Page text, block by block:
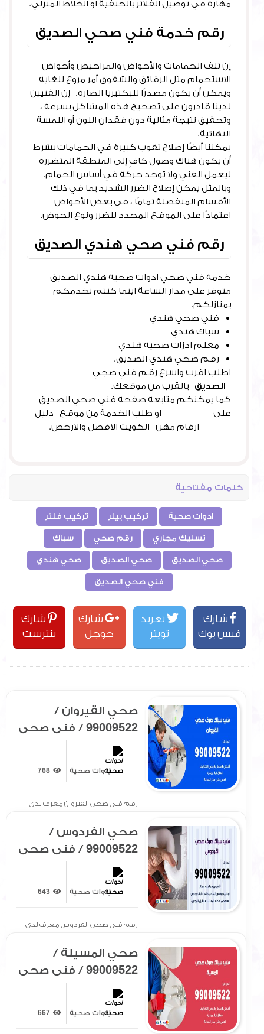
مهارة في توصيل الفلاتر بالحنفية او الخلاط المنزلي.
رقم خدمة فني صحي الصديق
إن تلف الحمامات والأحواض والمراحيض وأحواض
الاستحمام مثل الرقائق والشقوق أمر مروع للغاية
ويمكن أن يكون مصدرًا للبكتيريا الضارة. إن الفنيين
لدينا قادرون على تصحيح هذه المشاكل بسرعة ،
وتحقيق نتيجة مثالية دون فقدان اللون أو اللمسة
النهائية.
يمكننا أيضًا إصلاح ثقوب كبيرة في الحمامات بشرط
أن يكون هناك وصول كافٍ إلى المنطقة المتضررة
ليعمل الفني ولا توجد حركة في أساس الحمام.
وبالمثل يمكن إصلاح الضرر الشديد بما في ذلك
الأقسام المنفصلة تمامًا ، في بعض الأحواض
اعتمادًا على الموقع المحدد للضرر ونوع الحوض.
رقم فني صحي هندي الصديق
خدمة فني صحي ادوات صحية هندي الصديق
متوفر على مدار الساعة اينما كنتم نخدمكم
بمنازلكم.
فني صحي هندي
سباك هندي
معلم ادزات صحية هندي
رقم صحي هندي الصديق.
اطلب اقرب واسرع رقم فني صجي
الصديق بالقرب من موقعك.
كما يمكنكم متابعة صفحة فني صحي الصديق
على
او طلب الخدمة من موقع دليل
ارقام مهن الكويت الافصل والارخص.
كلمات مفتاحية
ادوات صحية تركيب بيلر
تركيب فلتر
تسليك مجاري
رقم صحي
سباك
صحي الصديق
صحي الصديق
صحي هندي
فني صحي الصديق
شارك
فيس بوك
تغريد
تويتر
شارك
جوجل
شارك
بنترست
صحي القيروان /
99009522 / فني صحي
/ سباك / ادوات صحية /
رقم صحي القيروان
ادوات صحية
رقم فني صحي القيروان معرف لدى
الجميع بتوفير سيارة مجهزة[ .. ]
صحي الفردوس /
99009522 / فني صحي
/ سباك / ادوات صحية /
رقم صحي الفردوس
ادوات صحية
رقم فني صحي الفردوس معرف لدى
الجميع بتوفير سيارة مجهزة[ .. ]
صحي المسيلة /
99009522 / فني صحي
/ سباك / ادوات صحية /
رقم صحي المسيلة
ادوات صحية